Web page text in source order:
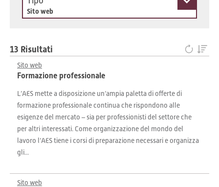
Sito web
13 Risultati
Sito web
Formazione professionale
L’AES mette a disposizione un’ampia paletta di offerte di
formazione professionale continua che rispondono alle
esigenze del mercato – sia per professionisti del settore che
per altri interessati. Come organizzazione del mondo del
lavoro l’AES tiene i corsi di preparazione necessari e organizza
gli...
Sito web